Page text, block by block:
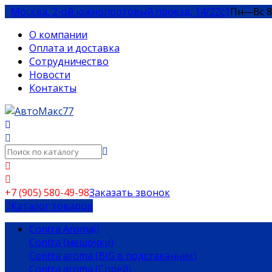
Москва, 2-ой южнопортовый проезд, 14/22c1Пн—Вс
О компании
Оплата и доставка
Сотрудничество
Новости
Контакты
+7 (905) 580-49-98Заказать звонок
Каталог товаров
Contra Aroma
Contra (мешочки)
Contra aroma (BIG в подстаканник)
Contra aroma (Спрей)